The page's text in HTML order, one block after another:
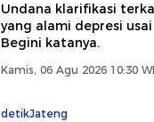
Undana klarifikasi
yang alami depresi
Begini katanya.
Kamis, 06 Agu 2026 10:30
detikJateng